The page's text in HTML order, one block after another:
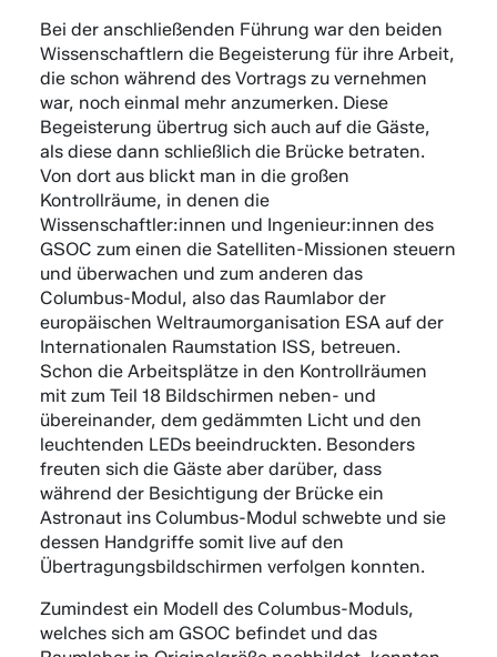
Bei der anschließenden Führung war den beiden
Wissenschaftlern die Begeisterung für ihre Arbeit,
die schon während des Vortrags zu vernehmen
war, noch einmal mehr anzumerken. Diese
Begeisterung übertrug sich auch auf die Gäste,
als diese dann schließlich die Brücke betraten.
Von dort aus blickt man in die großen
Kontrollräume, in denen die
Wissenschaftler:innen und Ingenieur:innen des
GSOC zum einen die Satelliten-Missionen steuern
und überwachen und zum anderen das
Columbus-Modul, also das Raumlabor der
europäischen Weltraumorganisation ESA auf der
Internationalen Raumstation ISS, betreuen.
Schon die Arbeitsplätze in den Kontrollräumen
mit zum Teil 18 Bildschirmen neben- und
übereinander, dem gedämmten Licht und den
leuchtenden LEDs beeindruckten. Besonders
freuten sich die Gäste aber darüber, dass
während der Besichtigung der Brücke ein
Astronaut ins Columbus-Modul schwebte und sie
dessen Handgriffe somit live auf den
Übertragungsbildschirmen verfolgen konnten.
Zumindest ein Modell des Columbus-Moduls,
welches sich am GSOC befindet und das